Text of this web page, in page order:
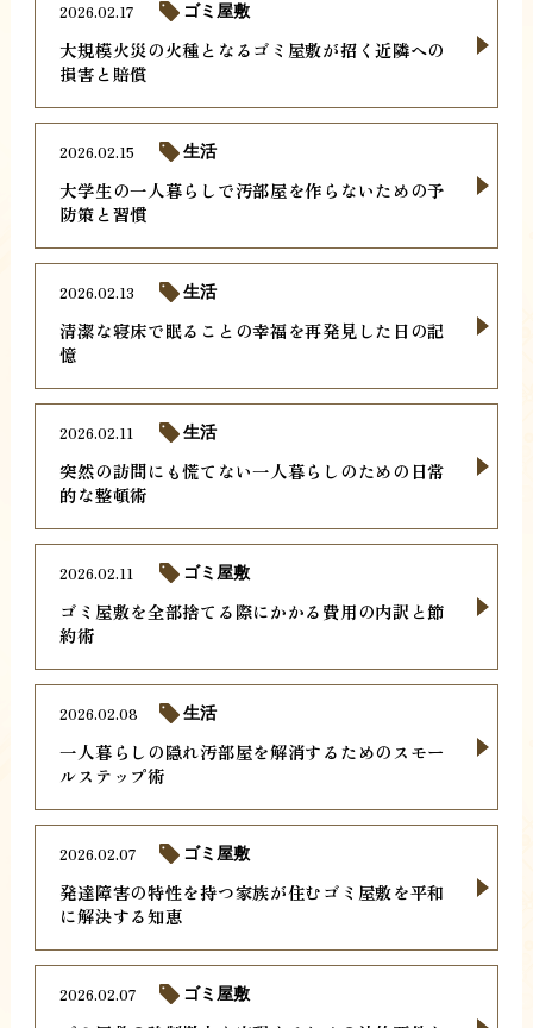
大規模火災の火種となるゴミ屋敷が招く近隣への
損害と賠償
2026.02.17 ゴミ屋敷
大学生の一人暮らしで汚部屋を作らないための予
防策と習慣
2026.02.15 生活
清潔な寝床で眠ることの幸福を再発見した日の記
憶
2026.02.13 生活
突然の訪問にも慌てない一人暮らしのための日常
的な整頓術
2026.02.11 生活
ゴミ屋敷を全部捨てる際にかかる費用の内訳と節
約術
2026.02.11 ゴミ屋敷
一人暮らしの隠れ汚部屋を解消するためのスモー
ルステップ術
2026.02.08 生活
発達障害の特性を持つ家族が住むゴミ屋敷を平和
に解決する知恵
2026.02.07 ゴミ屋敷
2026.02.07 ゴミ屋敷